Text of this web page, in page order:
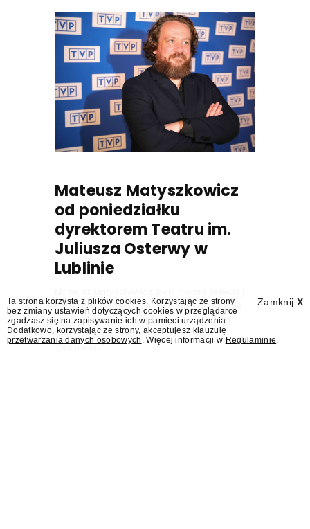
Mateusz Matyszkowicz
od poniedziałku
dyrektorem Teatru im.
Juliusza Osterwy w
Lublinie
Mateusz Matyszkowicz, były prezes Telewizji
Polskiej, w poniedziałek 10 sierpnia obejmie
stanowisko dyrektora Teatru im. Juliusza
Osterwy w Lublinie – dowiedział się
"Presserwis".
Zamknij X
Ta strona korzysta z plików cookies. Korzystając ze strony
bez zmiany ustawień dotyczących cookies w przeglądarce
zgadzasz się na zapisywanie ich w pamięci urządzenia.
Dodatkowo, korzystając ze strony, akceptujesz klauzulę
przetwarzania danych osobowych . Więcej informacji w Regulaminie.